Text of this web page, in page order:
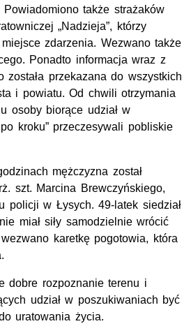
Powiadomiono także strażaków
„Nadzieja”, którzy
zdarzenia. Wezwano także
Ponadto informacja wraz z
została przekazana do wszystkich
i powiatu. Od chwili otrzymania
osoby biorące udział w
kroku” przeczesywali pobliskie
mężczyzna został
szt. Marcina Brewczyńskiego,
policji w Łysych. 49-latek siedział
miał siły samodzielnie wrócić
karetkę pogotowia, która
dobre rozpoznanie terenu i
udział w poszukiwaniach być
uratowania życia.